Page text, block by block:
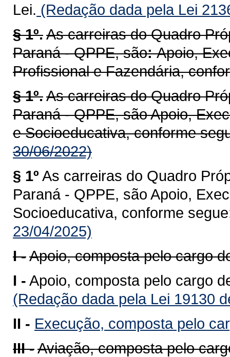
Lei. (Redação dada pela Lei
§ 1º.As carreiras do Quadro
Paraná - QPPE, são:Apoio,
Profissional e Fazendária,
§ 1º.As carreiras do Quadro
Paraná - QPPE, são Apoio,
e Socioeducativa, conforme
30/06/2022)
§ 1º As carreiras do Quadro
Paraná - QPPE, são Apoio,
Socioeducativa, conforme
23/04/2025)
I -Apoio, composta pelo cargo
I - Apoio, composta pelo cargo
(Redação dada pela Lei 19130
II - Execução, composta pelo
III -Aviação, composta pelo